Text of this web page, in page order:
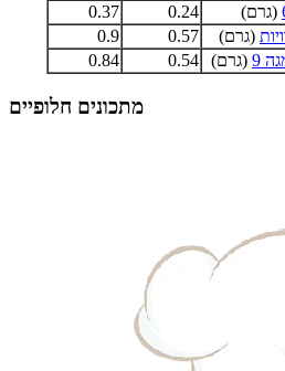
(גרם) 0.24
0.37
(גרם) 0.57
0.9
9
(גרם) 0.54
0.84
מתכונים חלופיים